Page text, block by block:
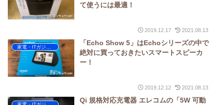
て使うには最適！
2019.12.17 2021.08.13
「Echo Show 5」はEchoシリーズの中で
絶対に買っておきたいスマートスピーカ
ー！
2019.12.12 2021.08.13
Qi 規格対応充電器 エレコムの「5W 可動